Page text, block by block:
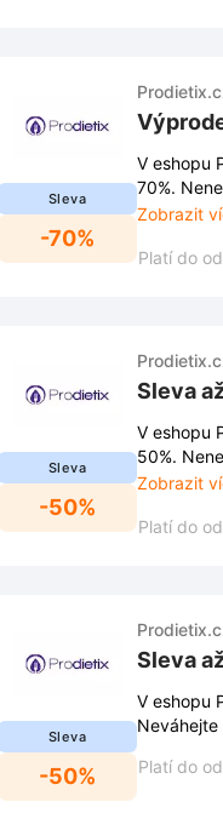
Sleva
-70%
V eshopu
70%.
výhodné
Zobrazit
Platí do
Sleva
-50%
Sleva
V eshopu
50%.
Zobrazit
Platí do
Sleva
-50%
Sleva
V eshopu
Platí do